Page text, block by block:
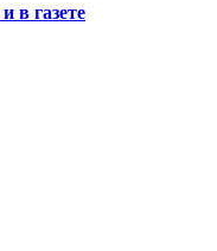
и в газете